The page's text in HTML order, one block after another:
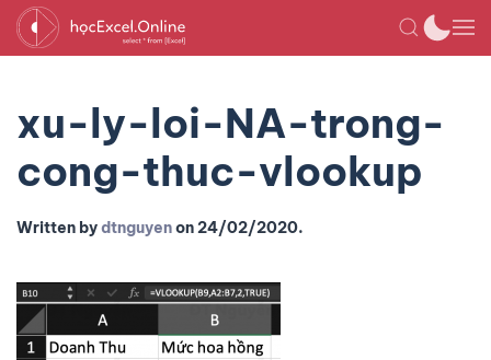
xu-ly-loi-NA-trong-
cong-thuc-vlookup
Written bydtnguyenon24/02/2020.